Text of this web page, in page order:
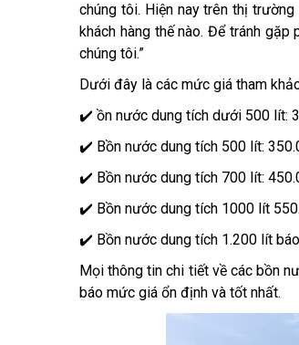
chúng tôi. Hiện nay trên thị
khách hàng thế nào. Để tránh
chúng tôi.”
Dưới đây là các mức giá tham
✔️ ồn nước dung tích dưới 500 lít:
✔️ Bồn nước dung tích 500 lít:
✔️ Bồn nước dung tích 700 lít:
✔️ Bồn nước dung tích 1000 lít
✔️ Bồn nước dung tích 1.200 lít
Mọi thông tin chi tiết về các bồn
báo mức giá ổn định và tốt nhất.